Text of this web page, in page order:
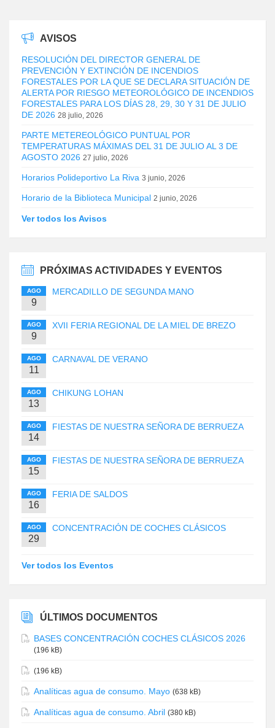
AVISOS
RESOLUCIÓN DEL DIRECTOR GENERAL DE
PREVENCIÓN Y EXTINCIÓN DE INCENDIOS
FORESTALES POR LA QUE SE DECLARA SITUACIÓN DE
ALERTA POR RIESGO METEOROLÓGICO DE INCENDIOS
FORESTALES PARA LOS DÍAS 28, 29, 30 Y 31 DE JULIO
DE 2026 28 julio, 2026
PARTE METEREOLÓGICO PUNTUAL POR
TEMPERATURAS MÁXIMAS DEL 31 DE JULIO AL 3 DE
AGOSTO 2026 27 julio, 2026
Horarios Polideportivo La Riva 3 junio, 2026
Horario de la Biblioteca Municipal 2 junio, 2026
Ver todos los Avisos
PRÓXIMAS ACTIVIDADES Y EVENTOS
AGO
9
MERCADILLO DE SEGUNDA MANO
AGO
9
XVII FERIA REGIONAL DE LA MIEL DE BREZO
AGO
11
CARNAVAL DE VERANO
AGO
13
CHIKUNG LOHAN
AGO
14
FIESTAS DE NUESTRA SEÑORA DE BERRUEZA
AGO
15
FIESTAS DE NUESTRA SEÑORA DE BERRUEZA
AGO
16
FERIA DE SALDOS
AGO
29
CONCENTRACIÓN DE COCHES CLÁSICOS
Ver todos los Eventos
ÚLTIMOS DOCUMENTOS
BASES CONCENTRACIÓN COCHES CLÁSICOS 2026
(196 kB)
(196 kB)
Analíticas agua de consumo. Mayo (638 kB)
Analíticas agua de consumo. Abril (380 kB)